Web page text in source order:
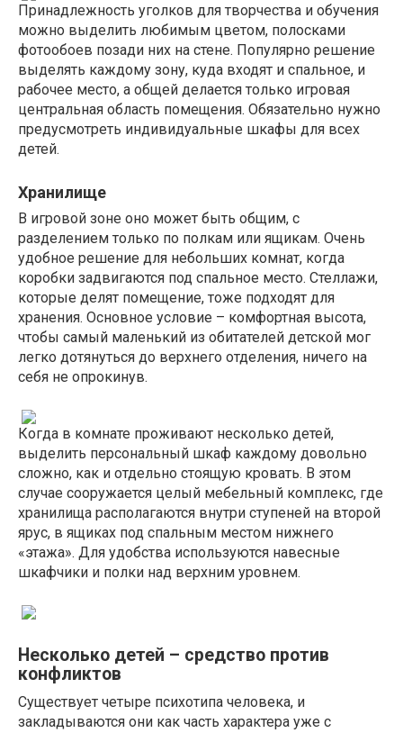
Принадлежность уголков для творчества и обучения
можно выделить любимым цветом, полосками
фотообоев позади них на стене. Популярно решение
выделять каждому зону, куда входят и спальное, и
рабочее место, а общей делается только игровая
центральная область помещения. Обязательно нужно
предусмотреть индивидуальные шкафы для всех
детей.
Хранилище
В игровой зоне оно может быть общим, с
разделением только по полкам или ящикам. Очень
удобное решение для небольших комнат, когда
коробки задвигаются под спальное место. Стеллажи,
которые делят помещение, тоже подходят для
хранения. Основное условие – комфортная высота,
чтобы самый маленький из обитателей детской мог
легко дотянуться до верхнего отделения, ничего на
себя не опрокинув.
Когда в комнате проживают несколько детей,
выделить персональный шкаф каждому довольно
сложно, как и отдельно стоящую кровать. В этом
случае сооружается целый мебельный комплекс, где
хранилища располагаются внутри ступеней на второй
ярус, в ящиках под спальным местом нижнего
«этажа». Для удобства используются навесные
шкафчики и полки над верхним уровнем.
Несколько детей – средство против
конфликтов
Существует четыре психотипа человека, и
закладываются они как часть характера уже с